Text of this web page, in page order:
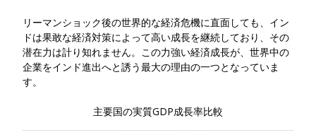
リーマンショック後の世界的な経済危機に直面しても、イン
ドは果敢な経済対策によって高い成長を継続しており、その
潜在力は計り知れません。この力強い経済成長が、世界中の
企業をインド進出へと誘う最大の理由の一つとなっていま
す。
主要国の実質GDP成長率比較